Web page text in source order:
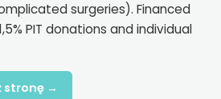
surgeries). Financed
PIT donations and individual
stronę →